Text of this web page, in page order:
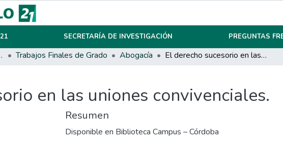
SECRETARÍA DE INVESTIGACIÓN PREGUNTAS
Posgrado Trabajos Finales de Grado Abogacía El derecho sucesorio en las uniones convivenciales.
en las uniones convivenciales.
Resumen
Disponible en Biblioteca Campus – Córdoba